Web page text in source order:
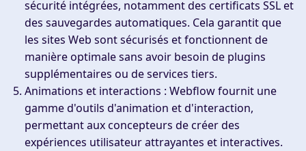
sécurité intégrées, notamment des certificats SSL et
des sauvegardes automatiques. Cela garantit que
les sites Web sont sécurisés et fonctionnent de
manière optimale sans avoir besoin de plugins
supplémentaires ou de services tiers.
Animations et interactions : Webflow fournit une
gamme d'outils d'animation et d'interaction,
permettant aux concepteurs de créer des
expériences utilisateur attrayantes et interactives.